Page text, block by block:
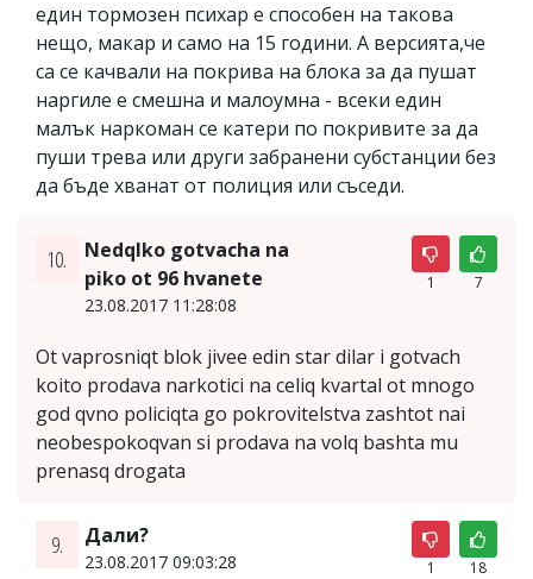
един тормозен психар е способен на такова
нещо, макар и само на 15 години. А версията,че
са се качвали на покрива на блока за да пушат
наргиле е смешна и малоумна - всеки един
малък наркоман се катери по покривите за да
пуши трева или други забранени субстанции без
да бъде хванат от полиция или съседи.
10.
Nedqlko gotvacha na
piko ot 96 hvanete
23.08.2017 11:28:08
1 7
Ot vaprosniqt blok jivee edin star dilar i gotvach
koito prodava narkotici na celiq kvartal ot mnogo
god qvno policiqta go pokrovitelstva zashtot nai
neobespokoqvan si prodava na volq bashta mu
prenasq drogata
9. Дали?
23.08.2017 09:03:28 1 18